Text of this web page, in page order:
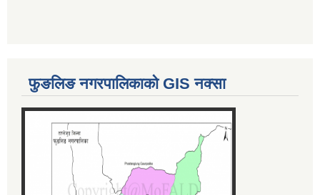
फुङलिङ नगरपालिकाको GIS नक्सा